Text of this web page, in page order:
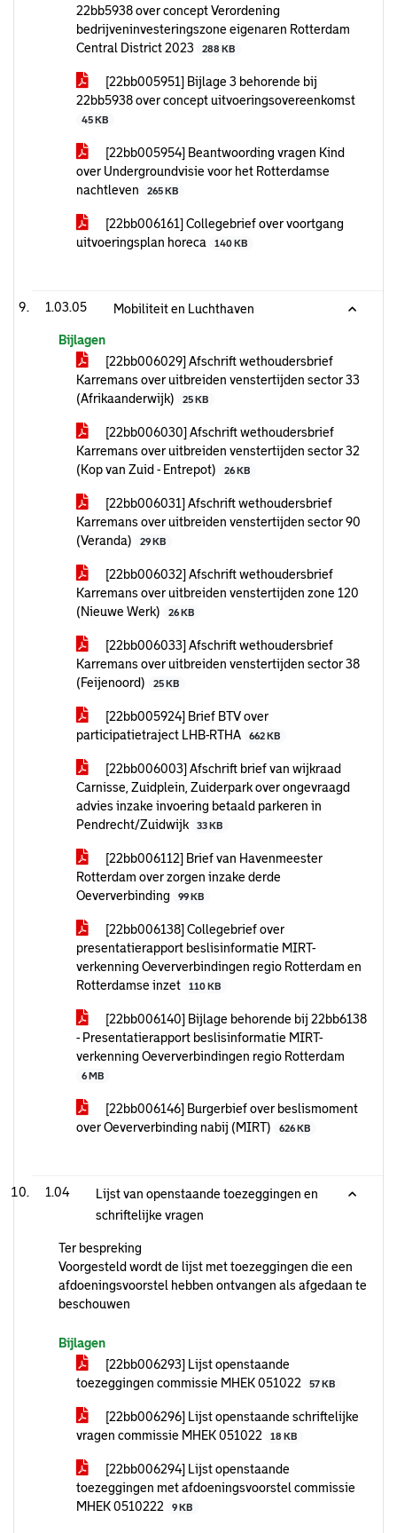
22bb5938 over concept Verordening
bedrijveninvesteringszone eigenaren Rotterdam
Central District 2023
288 KB
[22bb005951] Bijlage 3 behorende bij
22bb5938 over concept uitvoeringsovereenkomst
45 KB
[22bb005954] Beantwoording vragen Kind
over Undergroundvisie voor het Rotterdamse
nachtleven
265 KB
[22bb006161] Collegebrief over voortgang
uitvoeringsplan horeca
140 KB
1.03.05 Mobiliteit en Luchthaven
Bijlagen
[22bb006029] Afschrift wethoudersbrief
Karremans over uitbreiden venstertijden sector 33
(Afrikaanderwijk)
25 KB
[22bb006030] Afschrift wethoudersbrief
Karremans over uitbreiden venstertijden sector 32
(Kop van Zuid - Entrepot)
26 KB
[22bb006031] Afschrift wethoudersbrief
Karremans over uitbreiden venstertijden sector 90
(Veranda)
29 KB
[22bb006032] Afschrift wethoudersbrief
Karremans over uitbreiden venstertijden zone 120
(Nieuwe Werk)
26 KB
[22bb006033] Afschrift wethoudersbrief
Karremans over uitbreiden venstertijden sector 38
(Feijenoord)
25 KB
[22bb005924] Brief BTV over
participatietraject LHB-RTHA
662 KB
[22bb006003] Afschrift brief van wijkraad
Carnisse, Zuidplein, Zuiderpark over ongevraagd
advies inzake invoering betaald parkeren in
Pendrecht/Zuidwijk
33 KB
[22bb006112] Brief van Havenmeester
Rotterdam over zorgen inzake derde
Oeververbinding
99 KB
[22bb006138] Collegebrief over
presentatierapport beslisinformatie MIRT-
verkenning Oeververbindingen regio Rotterdam en
Rotterdamse inzet
110 KB
[22bb006140] Bijlage behorende bij 22bb6138
- Presentatierapport beslisinformatie MIRT-
verkenning Oeververbindingen regio Rotterdam
6 MB
[22bb006146] Burgerbief over beslismoment
over Oeververbinding nabij (MIRT)
626 KB
1.04
Lijst van openstaande toezeggingen en
schriftelijke vragen
Ter bespreking
Voorgesteld wordt de lijst met toezeggingen die een
afdoeningsvoorstel hebben ontvangen als afgedaan te
beschouwen
Bijlagen
[22bb006293] Lijst openstaande
toezeggingen commissie MHEK 051022
57 KB
[22bb006296] Lijst openstaande schriftelijke
vragen commissie MHEK 051022
18 KB
[22bb006294] Lijst openstaande
toezeggingen met afdoeningsvoorstel commissie
MHEK 0510222
9 KB